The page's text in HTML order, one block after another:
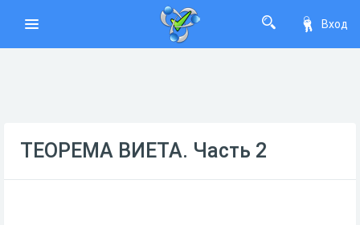
Вход
ТЕОРЕМА ВИЕТА. Часть 2